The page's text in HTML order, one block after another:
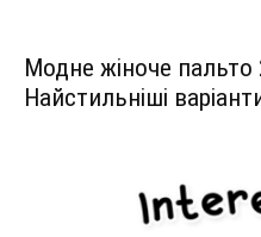
Модне жіноче пальто
Найстильніші